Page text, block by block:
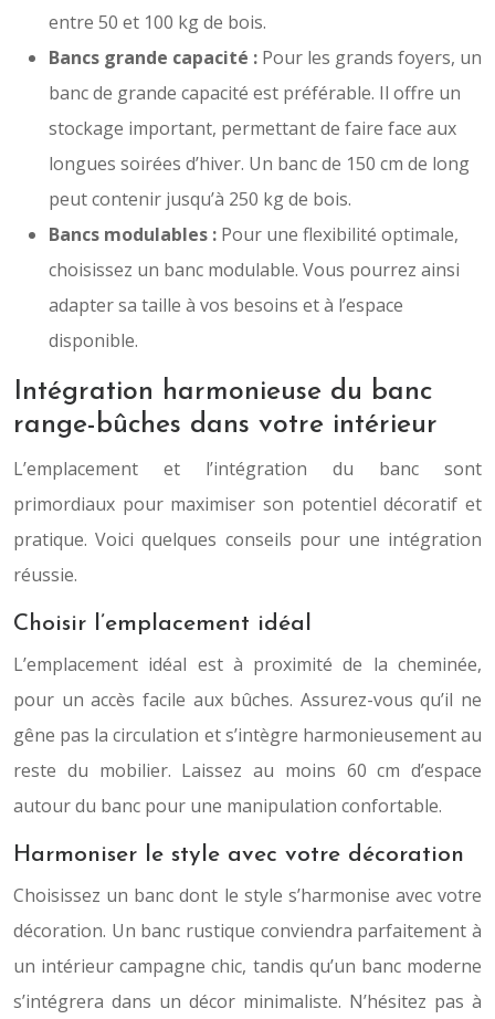
entre 50 et 100 kg de bois.
Bancs grande capacité : Pour les grands foyers, un
banc de grande capacité est préférable. Il offre un
stockage important, permettant de faire face aux
longues soirées d’hiver. Un banc de 150 cm de long
peut contenir jusqu’à 250 kg de bois.
Bancs modulables : Pour une flexibilité optimale,
choisissez un banc modulable. Vous pourrez ainsi
adapter sa taille à vos besoins et à l’espace
disponible.
Intégration harmonieuse du banc
range-bûches dans votre intérieur
L’emplacement et l’intégration du banc sont
primordiaux pour maximiser son potentiel décoratif et
pratique. Voici quelques conseils pour une intégration
réussie.
Choisir l’emplacement idéal
L’emplacement idéal est à proximité de la cheminée,
pour un accès facile aux bûches. Assurez-vous qu’il ne
gêne pas la circulation et s’intègre harmonieusement au
reste du mobilier. Laissez au moins 60 cm d’espace
autour du banc pour une manipulation confortable.
Harmoniser le style avec votre décoration
Choisissez un banc dont le style s’harmonise avec votre
décoration. Un banc rustique conviendra parfaitement à
un intérieur campagne chic, tandis qu’un banc moderne
s’intégrera dans un décor minimaliste. N’hésitez pas à